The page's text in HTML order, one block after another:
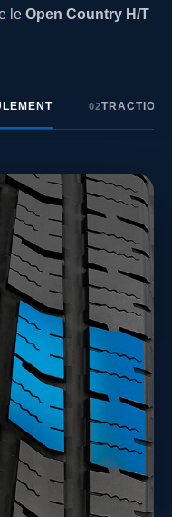
le Open Country H/T
02TRACTION